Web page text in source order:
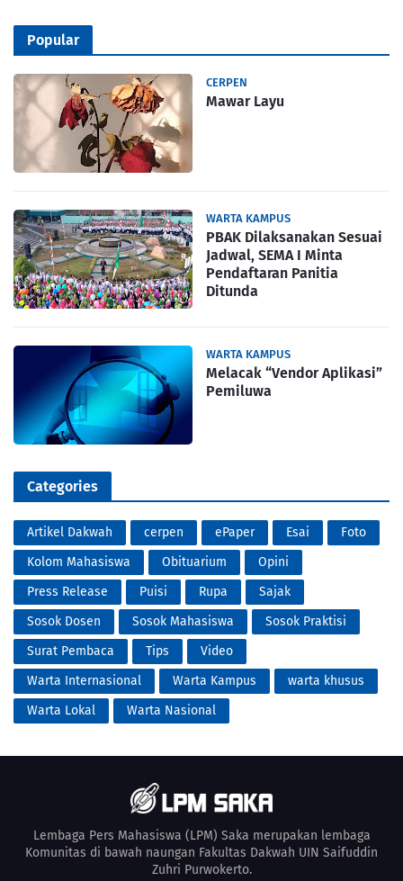
Popular
CERPEN
Mawar Layu
WARTA KAMPUS
PBAK Dilaksanakan Sesuai
Jadwal, SEMA I Minta
Pendaftaran Panitia
Ditunda
WARTA KAMPUS
Melacak “Vendor Aplikasi”
Pemiluwa
Categories
Artikel Dakwah cerpen ePaper Esai
Foto
Kolom Mahasiswa
Obituarium
Opini
Press Release
Puisi Rupa
Sajak
Sosok Dosen
Sosok Mahasiswa
Sosok Praktisi
Surat Pembaca
Tips
Video
Warta Internasional
Warta Kampus
warta khusus
Warta Lokal
Warta Nasional
Lembaga Pers Mahasiswa (LPM) Saka merupakan lembaga
Komunitas di bawah naungan Fakultas Dakwah UIN Saifuddin
Zuhri Purwokerto.